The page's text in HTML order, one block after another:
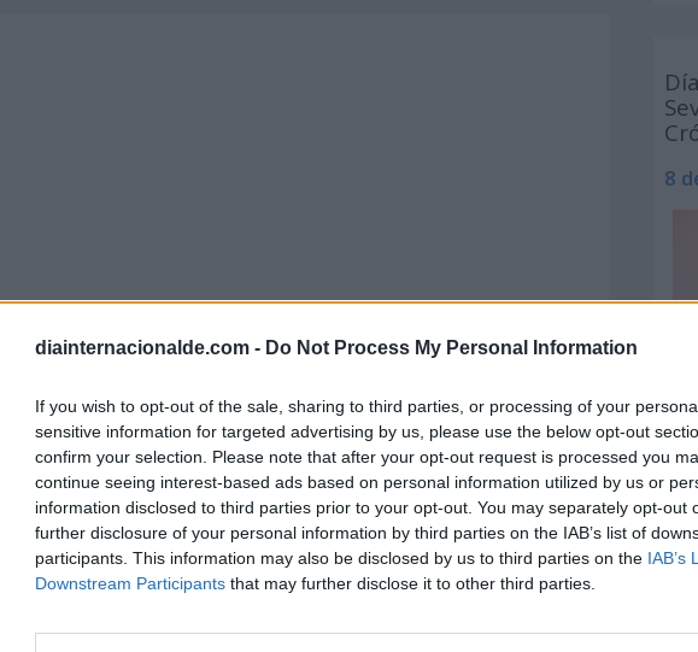
diainternacionalde.com - Do Not Process My Personal Information
If you wish to opt-out of the sale, sharing to third parties, or processing of your
sensitive information for targeted advertising by us, please use the below opt-out
confirm your selection. Please note that after your opt-out request is processed you
continue seeing interest-based ads based on personal information utilized by us or
information disclosed to third parties prior to your opt-out. You may separately opt-out
further disclosure of your personal information by third parties on the IAB’s list of
participants. This information may also be disclosed by us to third parties on the IAB’s
Downstream Participants that may further disclose it to other third parties.
8